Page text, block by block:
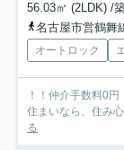
56.03㎡ (2LDK) /
名古屋市営鶴舞
オートロック
！！仲介手数料0
住まいなら、住み
る